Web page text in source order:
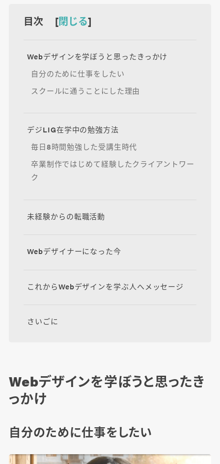
目次 [閉じる]
Webデザインを学ぼうと思ったきっかけ
自分のために仕事をしたい
スクールに通うことにした理由
デジLIG在学中の勉強方法
毎日8時間勉強した受講生時代
卒業制作ではじめて経験したクライアントワー
ク
未経験からの転職活動
Webデザイナーになった今
これからWebデザインを学ぶ人へメッセージ
さいごに
Webデザインを学ぼうと思ったき
っかけ
自分のために仕事をしたい